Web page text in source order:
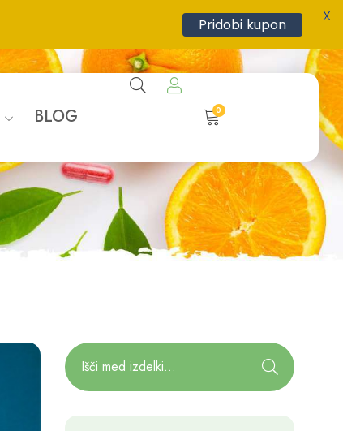
BLOG 0
Pridobi kupon X